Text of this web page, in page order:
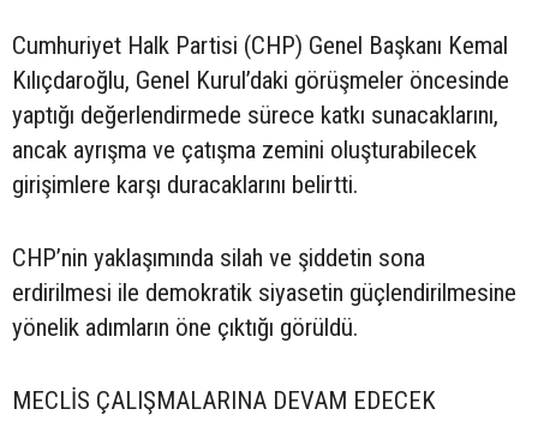
Cumhuriyet Halk Partisi (CHP) Genel Başkanı Kemal
Kılıçdaroğlu, Genel Kurul’daki görüşmeler öncesinde
yaptığı değerlendirmede sürece katkı sunacaklarını,
ancak ayrışma ve çatışma zemini oluşturabilecek
girişimlere karşı duracaklarını belirtti.
CHP’nin yaklaşımında silah ve şiddetin sona
erdirilmesi ile demokratik siyasetin güçlendirilmesine
yönelik adımların öne çıktığı görüldü.
MECLİS ÇALIŞMALARINA DEVAM EDECEK